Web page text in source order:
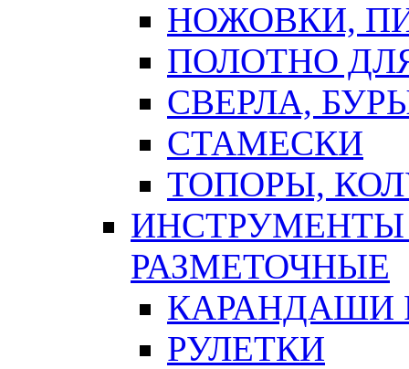
НОЖОВКИ,
ПОЛОТНО
СВЕРЛА,
СТАМЕСКИ
ТОПОРЫ,
ИНСТРУМЕНТЫ
РАЗМЕТОЧНЫЕ
КАРАНДАШИ
РУЛЕТКИ